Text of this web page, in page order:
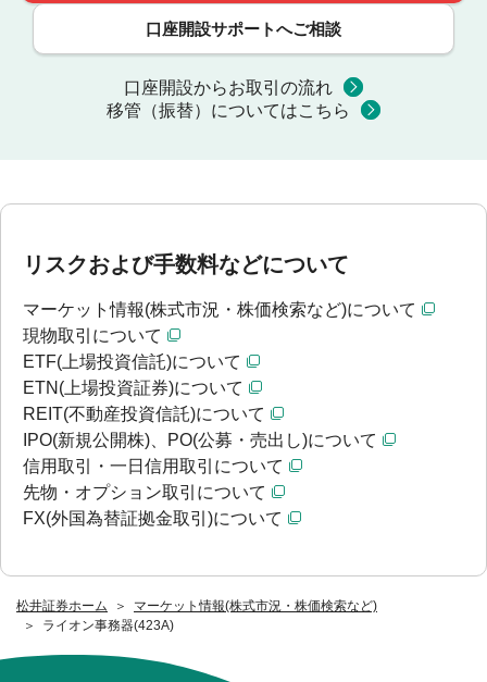
松井証券ホーム
マーケット情報(株式市況・株価検索など)
ライオン事務器(423A)
口座開設サポートへご相談
口座開設からお取引の流れ
移管（振替）についてはこちら
リスクおよび手数料などについて
マーケット情報(株式市況・株価検索など)について
現物取引について
ETF(上場投資信託)について
ETN(上場投資証券)について
REIT(不動産投資信託)について
IPO(新規公開株)、PO(公募・売出し)について
信用取引・一日信用取引について
先物・オプション取引について
FX(外国為替証拠金取引)について